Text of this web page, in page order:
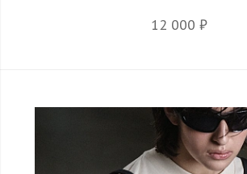
12 000 ₽